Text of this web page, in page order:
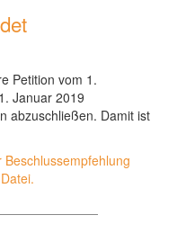
Petition vom 1.
Januar 2019
abzuschließen. Damit ist